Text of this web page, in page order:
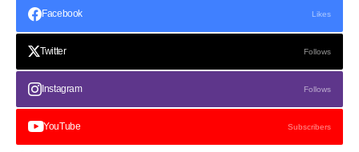
Facebook Likes
Twitter Follows
Instagram Follows
YouTube Subscribers